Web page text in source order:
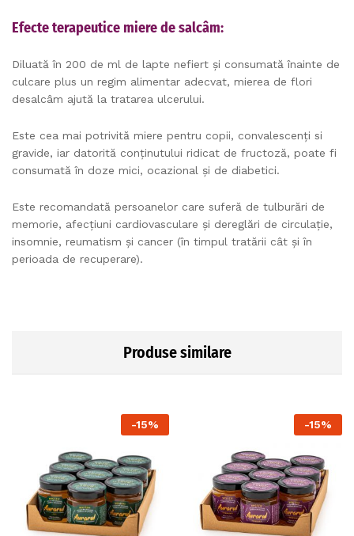
Efecte terapeutice miere de salcâm:
Diluată în 200 de ml de lapte nefiert și consumată înainte de
culcare plus un regim alimentar adecvat, mierea de flori
desalcâm ajută la tratarea ulcerului.
Este cea mai potrivită miere pentru copii, convalescenți si
gravide, iar datorită conținutului ridicat de fructoză, poate fi
consumată în doze mici, ocazional și de diabetici.
Este recomandată persoanelor care suferă de tulburări de
memorie, afecțiuni cardiovasculare și dereglări de circulație,
insomnie, reumatism și cancer (în timpul tratării cât și în
perioada de recuperare).
Produse similare
-15% -15%